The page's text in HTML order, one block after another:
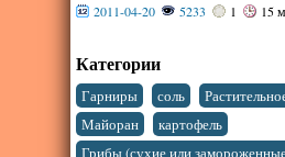
2011-04-20 5233 1 15
Категории
Гарниры соль
Майоран картофель
Грибы (сухие или